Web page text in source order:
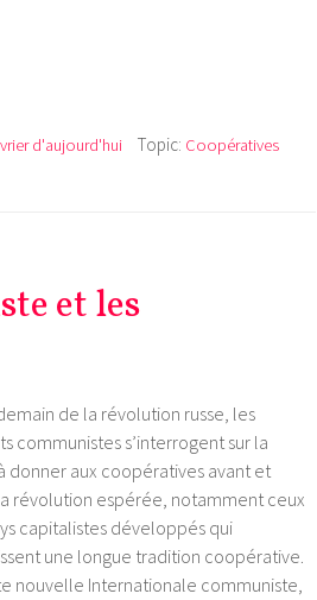
d'aujourd'hui Topic: Coopératives
et les
de la révolution russe, les
communistes s’interrogent sur la
donner aux coopératives avant et
révolution espérée, notamment ceux
capitalistes développés qui
une longue tradition coopérative.
nouvelle Internationale communiste,